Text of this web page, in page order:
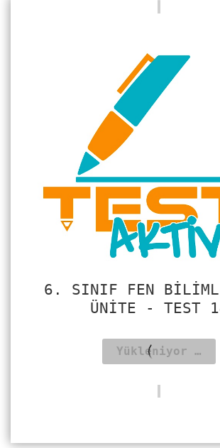
6. SINIF FEN
ÜNITE - TEST